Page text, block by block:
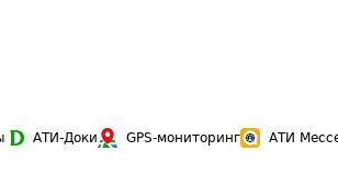
АТИ-Доки GPS-мониторинг АТИ